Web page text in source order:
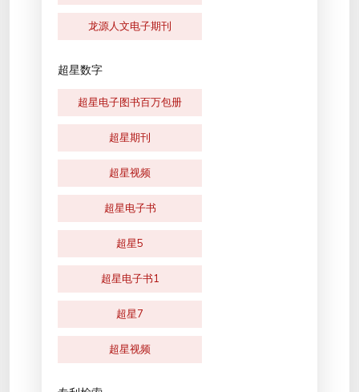
龙源人文电子期刊
超星数字
超星电子图书百万包册
超星期刊
超星视频
超星电子书
超星5
超星电子书1
超星7
超星视频